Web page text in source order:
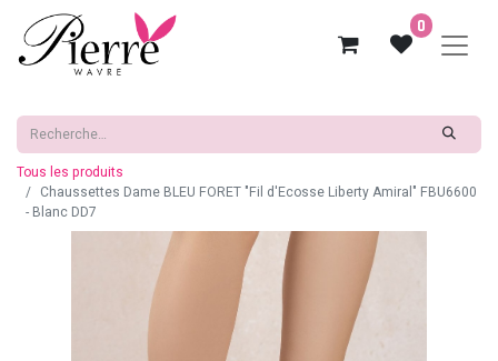
0
Tous les produits
Chaussettes Dame BLEU FORET "Fil d'Ecosse Liberty Amiral" FBU6600
- Blanc DD7